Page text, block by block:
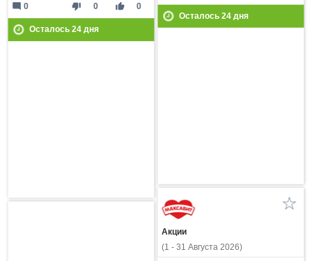
Осталось 24дня
thumb_down 0 thumb_up 0
mode_comment 0
Осталось 24дня
Акции
(1 - 31 Августа 2026)